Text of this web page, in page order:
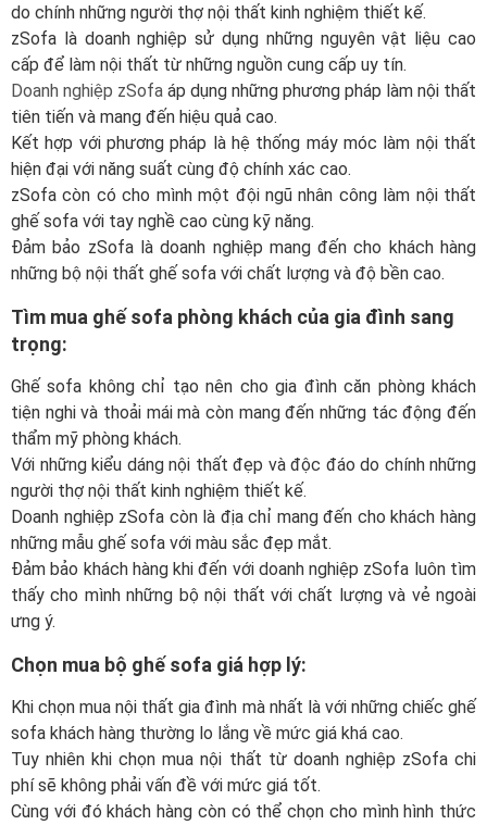
do chính những người thợ nội thất kinh nghiệm thiết kế.
zSofa là doanh nghiệp sử dụng những nguyên vật liệu cao
cấp để làm nội thất từ những nguồn cung cấp uy tín.
Doanh nghiệp zSofa áp dụng những phương pháp làm nội thất
tiên tiến và mang đến hiệu quả cao.
Kết hợp với phương pháp là hệ thống máy móc làm nội thất
hiện đại với năng suất cùng độ chính xác cao.
zSofa còn có cho mình một đội ngũ nhân công làm nội thất
ghế sofa với tay nghề cao cùng kỹ năng.
Đảm bảo zSofa là doanh nghiệp mang đến cho khách hàng
những bộ nội thất ghế sofa với chất lượng và độ bền cao.
Tìm mua ghế sofa phòng khách của gia đình sang
trọng:
Ghế sofa không chỉ tạo nên cho gia đình căn phòng khách
tiện nghi và thoải mái mà còn mang đến những tác động đến
thẩm mỹ phòng khách.
Với những kiểu dáng nội thất đẹp và độc đáo do chính những
người thợ nội thất kinh nghiệm thiết kế.
Doanh nghiệp zSofa còn là địa chỉ mang đến cho khách hàng
những mẫu ghế sofa với màu sắc đẹp mắt.
Đảm bảo khách hàng khi đến với doanh nghiệp zSofa luôn tìm
thấy cho mình những bộ nội thất với chất lượng và vẻ ngoài
ưng ý.
Chọn mua bộ ghế sofa giá hợp lý:
Khi chọn mua nội thất gia đình mà nhất là với những chiếc ghế
sofa khách hàng thường lo lắng về mức giá khá cao.
Tuy nhiên khi chọn mua nội thất từ doanh nghiệp zSofa chi
phí sẽ không phải vấn đề với mức giá tốt.
Cùng với đó khách hàng còn có thể chọn cho mình hình thức